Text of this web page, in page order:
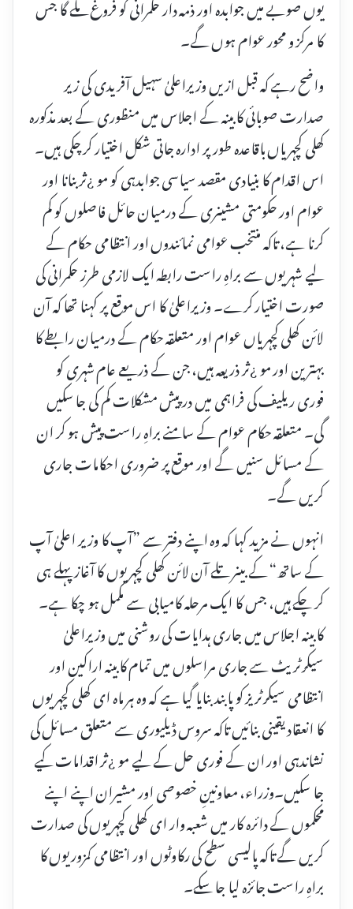
کا مرکز و محور عوام ہوں گے۔
واضح رہے کہ قبل ازیں وزیراعلیٰ سہیل آفریدی کی زیر
صدارت صوبائی کابینہ کے اجلاس میں منظوری کے بعد مذکورہ
کھلی کچہریاں باقاعدہ طور پر ادارہ جاتی شکل اختیار کر چکی ہیں۔
اس اقدام کا بنیادی مقصد سیاسی جوابدہی کو مو ¿ثر بنانا اور
عوام اور حکومتی مشینری کے درمیان حائل فاصلوں کو کم
کرنا ہے، تاکہ منتخب عوامی نمائندوں اور انتظامی حکام کے
لیے شہریوں سے براہِ راست رابطہ ایک لازمی طرز حکمرانی کی
صورت اختیار کرے۔ وزیراعلیٰ کا اس موقع پر کہنا تھا کہ آن
لائن کھلی کچہریاں عوام اور متعلقہ حکام کے درمیان رابطے کا
بہترین اور مو ¿ثر ذریعہ ہیں، جن کے ذریعے عام شہری کو
فوری ریلیف کی فراہمی میں درپیش مشکلات کم کی جا سکیں
گی۔ متعلقہ حکام عوام کے سامنے براہِ راست پیش ہو کر ان
کے مسائل سنیں گے اور موقع پر ضروری احکامات جاری
کریں گے۔
انہوں نے مزید کہا کہ وہ اپنے دفتر سے ”آپ کا وزیر اعلیٰ آپ
کے ساتھ“ کے بینر تلے آن لائن کھلی کچہریوں کا آغاز پہلے ہی
کر چکے ہیں، جس کا ایک مرحلہ کامیابی سے مکمل ہو چکا ہے۔
کابینہ اجلاس میں جاری ہدایات کی روشنی میں وزیراعلیٰ
سیکرٹریٹ سے جاری مراسلوں میں تمام کابینہ اراکین اور
انتظامی سیکرٹریز کو پابند بنایا گیا ہے کہ وہ ہر ماہ ای کھلی کچہریوں
کا انعقاد یقینی بنائیں تاکہ سروس ڈیلیوری سے متعلق مسائل کی
نشاندہی اور ان کے فوری حل کے لیے مو ¿ثر اقدامات کیے
جا سکیں۔وزراء، معاونینِ خصوصی اور مشیران اپنے اپنے
محکموں کے دائرہ کار میں شعبہ وار ای کھلی کچہریوں کی صدارت
کریں گے تاکہ پالیسی سطح کی رکاوٹوں اور انتظامی کمزوریوں کا
براہِ راست جائزہ لیا جا سکے۔